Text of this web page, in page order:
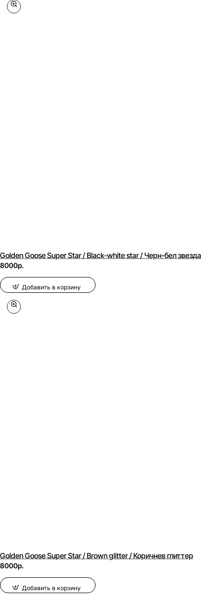
Golden Goose Super Star / Black-white star / Черн-бел звезда
8000р.
Добавить в корзину
Golden Goose Super Star / Brown glitter / Коричнев глиттер
8000р.
Добавить в корзину